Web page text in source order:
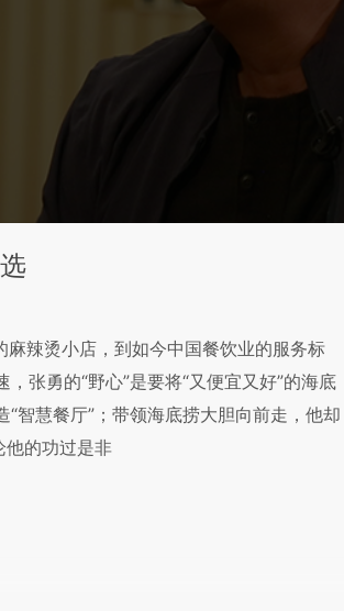
辣烫小店，到如今中国餐饮业的服务标
张勇的“野心”是要将“又便宜又好”的海底
智慧餐厅”；带领海底捞大胆向前走，他却
他的功过是非